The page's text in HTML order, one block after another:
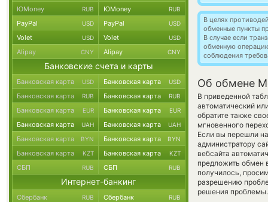
В целях
обменные пункты
В случае если
обменную
соблюдения
Об обмене
В приведенной
автоматический
обратите также
мгновенного
Если вы перешли
администратору
вебсайта
предложить обмен
получилось,
разрешению
решения проблемы.
ЮMoney RUB ЮMoney RUB
PayPal USD PayPal USD
Volet USD Volet USD
Alipay CNY Alipay CNY
Банковские счета и карты
Банковская карта USD Банковская карта USD
Банковская карта RUB Банковская карта RUB
Банковская карта EUR Банковская карта EUR
Банковская карта UAH Банковская карта UAH
Банковская карта BYN Банковская карта BYN
Банковская карта KZT Банковская карта KZT
СБП RUB СБП RUB
Интернет-банкинг
Сбербанк RUB Сбербанк RUB